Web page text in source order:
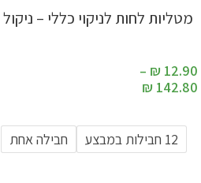
מטליות לחות לניקוי כללי – ניקול
12.90
₪
–
142.80
₪
12 חבילות במבצע חבילה אחת